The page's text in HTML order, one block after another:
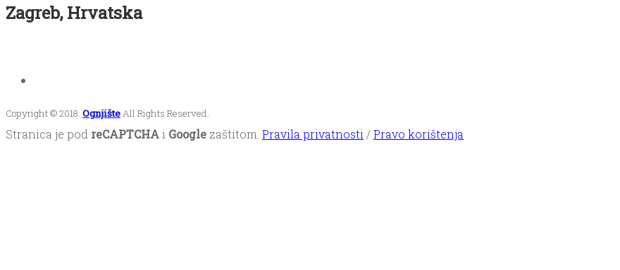
Zagreb, Hrvatska
Copyright © 2018. OgnjišteAll Rights Reserved.
Stranica je pod reCAPTCHAi Google zaštitom. Pravila privatnosti /Pravo korištenja